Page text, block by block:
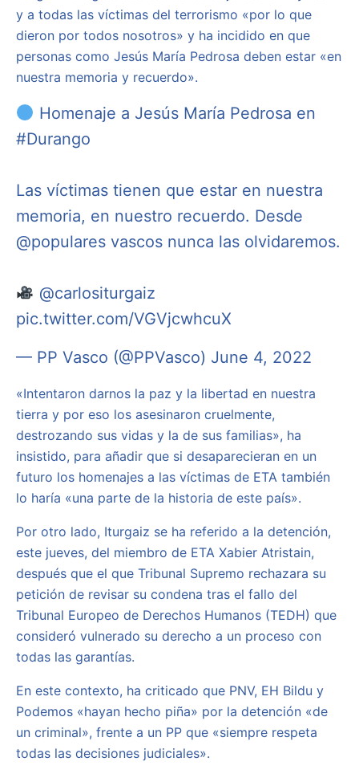
y a todas las víctimas del terrorismo «por lo que
dieron por todos nosotros» y ha incidido en que
personas como Jesús María Pedrosa deben estar «en
nuestra memoria y recuerdo».
Homenaje a Jesús María Pedrosa en
#Durango
Las víctimas tienen que estar en nuestra
memoria, en nuestro recuerdo. Desde
@populares vascos nunca las olvidaremos.
@carlositurgaiz
pic.twitter.com/VGVjcwhcuX
— PP Vasco (@PPVasco) June 4, 2022
«Intentaron darnos la paz y la libertad en nuestra
tierra y por eso los asesinaron cruelmente,
destrozando sus vidas y la de sus familias», ha
insistido, para añadir que si desaparecieran en un
futuro los homenajes a las víctimas de ETA también
lo haría «una parte de la historia de este país».
Por otro lado, Iturgaiz se ha referido a la detención,
este jueves, del miembro de ETA Xabier Atristain,
después que el que Tribunal Supremo rechazara su
petición de revisar su condena tras el fallo del
Tribunal Europeo de Derechos Humanos (TEDH) que
consideró vulnerado su derecho a un proceso con
todas las garantías.
En este contexto, ha criticado que PNV, EH Bildu y
Podemos «hayan hecho piña» por la detención «de
un criminal», frente a un PP que «siempre respeta
todas las decisiones judiciales».